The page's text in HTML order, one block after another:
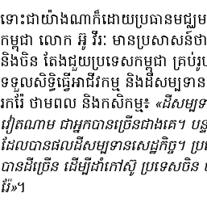
ទោះ​ជា​​យ៉ាង​ណា​ក៏​ដោយ​ប្រធាន​មជ្ឈ
កម្ពុជា លោក អ៊ូ វីរៈ មាន​ប្រសាសន៍​
និង​ចិន​ តែង​ជួយ​ប្រទេស​កម្ពុជា គ្រប់​រូ
ទទួល​​សិទ្ធិ​ធ្វើ​អាជីវកម្ម និង​ដី​សម្បទាន​
រក​រ៉ែ ថាមពល​ និង​កសិកម្ម៖ «ដី​សម្បទ
វៀតណាម ជា​អ្នក​បាន​ច្រើន​ជាង​គេ។ ប
ដែល​បាន​ផល​​ដីសម្បទាន​សេដ្ឋកិច្ច។
បាន​ដី​ច្រើន​ ដើម្បី​ដាំ​កៅស៊ូ ប្រទេស​ចិន
រ៉ែ»។